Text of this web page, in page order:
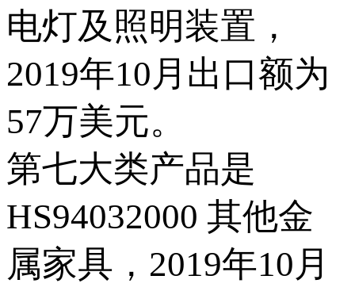
电灯及照明装置，
2019年10月出口额为
57万美元。
第七大类产品是
HS94032000 其他金
属家具，2019年10月